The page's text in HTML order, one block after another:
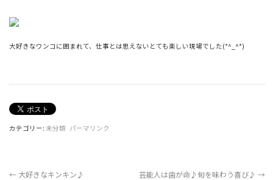
大好きなワンコに囲まれて、仕事とは思えないとても楽しい現場でした(*^_^*)
カテゴリー: 未分類 パーマリンク
←大好きなキンキン♪ 芸能人は歯が命♪旬を味わう喜び♪ →